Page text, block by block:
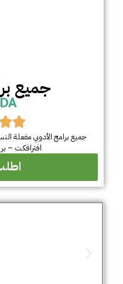
جميع
افترافكت –